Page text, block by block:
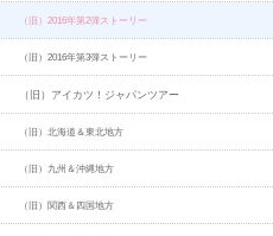
（旧）2016年第2弾ストーリー
（旧）2016年第3弾ストーリー
（旧）アイカツ！ジャパンツアー
（旧）北海道＆東北地方
（旧）九州＆沖縄地方
（旧）関西＆四国地方